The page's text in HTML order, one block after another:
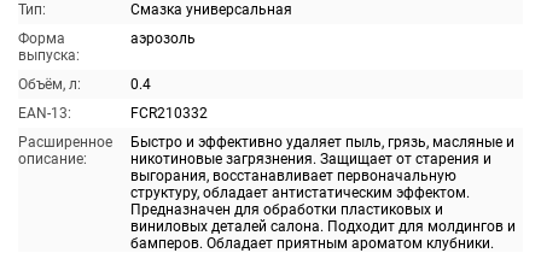
Тип:
Смазка универсальная
Форма
выпуска:
аэрозоль
Объём, л:
0.4
EAN-13:
FCR210332
Расширенное
описание:
Быстро и эффективно удаляет пыль, грязь, масляные и
никотиновые загрязнения. Защищает от старения и
выгорания, восстанавливает первоначальную
структуру, обладает антистатическим эффектом.
Предназначен для обработки пластиковых и
виниловых деталей салона. Подходит для молдингов и
бамперов. Обладает приятным ароматом клубники.